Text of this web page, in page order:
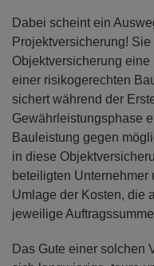
Dabei scheint ein
Projektversicherung!
Objektversicherung
einer risikogerechten
sichert während der
Gewährleistungsphase
Bauleistung gegen
in diese
beteiligten Unternehmer
Umlage der Kosten, die
jeweilige
Das Gute einer solchen